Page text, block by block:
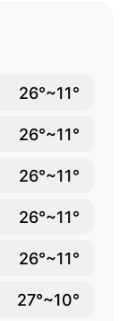
26°~11°
26°~11°
26°~11°
26°~11°
26°~11°
27°~10°